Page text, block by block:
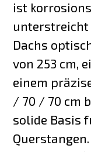
ist
unterstreicht
Dachs
von 253 cm,
einem
/ 70 / 70 cm
solide Basis